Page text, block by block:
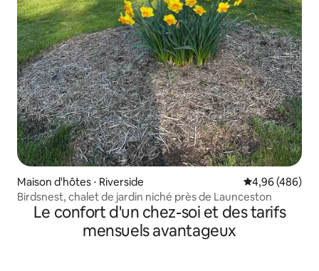
Maison d'hôtes ⋅ Riverside Évaluation
4,96 (486)
Birdsnest, chalet de jardin niché près de Launceston
Le confort d'un chez-soi et des tarifs
mensuels avantageux